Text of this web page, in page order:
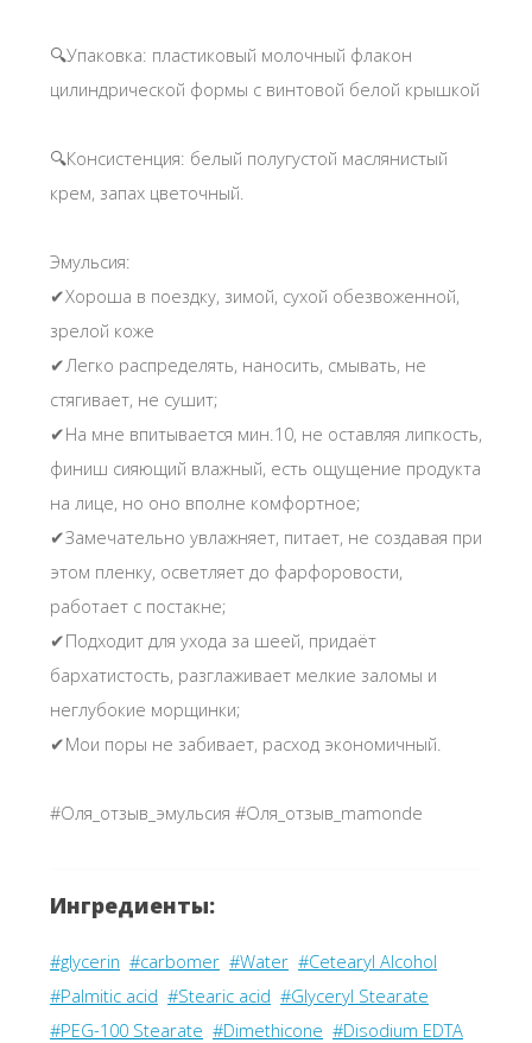
🔍Упаковка: пластиковый молочный флакон
цилиндрической формы с винтовой белой крышкой
🔍Консистенция: белый полугустой маслянистый
крем, запах цветочный.
Эмульсия:
✔Хороша в поездку, зимой, сухой обезвоженной,
зрелой коже
✔Легко распределять, наносить, смывать, не
стягивает, не сушит;
✔На мне впитывается мин.10, не оставляя липкость,
финиш сияющий влажный, есть ощущение продукта
на лице, но оно вполне комфортное;
✔Замечательно увлажняет, питает, не создавая при
этом пленку, осветляет до фарфоровости,
работает с постакне;
✔Подходит для ухода за шеей, придаёт
бархатистость, разглаживает мелкие заломы и
неглубокие морщинки;
✔Мои поры не забивает, расход экономичный.
#Оля_отзыв_эмульсия #Оля_отзыв_mamonde
Ингредиенты:
#glycerin #carbomer #Water #Cetearyl Alcohol
#Palmitic acid #Stearic acid #Glyceryl Stearate
#PEG-100 Stearate #Dimethicone #Disodium EDTA